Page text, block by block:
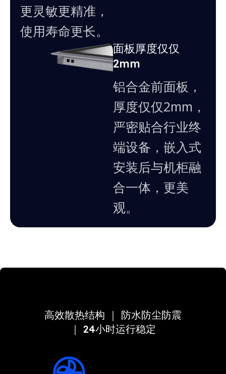
更灵敏更精准，
使用寿命更长。
面板厚度仅仅
2mm
铝合金前面板，
厚度仅仅2mm，
严密贴合行业终
端设备，嵌入式
安装后与机柜融
合一体，更美
观。
高效散热结构 ｜ 防水防尘防震
｜ 24小时运行稳定